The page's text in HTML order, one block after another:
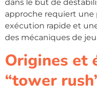
dans le but de
approche requiert une
exécution rapide et
des mécaniques de
Origines et
“tower